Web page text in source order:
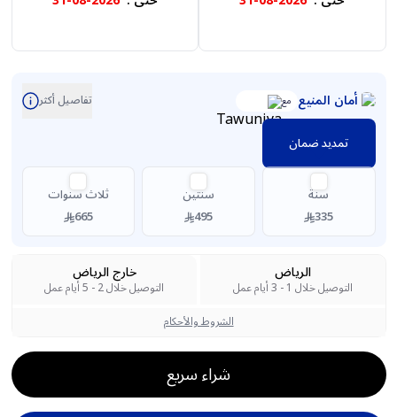
أمان المنيع مع تفاصيل أكثر
تمديد ضمان
سنة
335
سنتين
495
ثلاث سنوات
665
الرياض
التوصيل خلال 1 - 3 أيام عمل
خارج الرياض
التوصيل خلال 2 - 5 أيام عمل
الشروط والأحكام
شراء سريع